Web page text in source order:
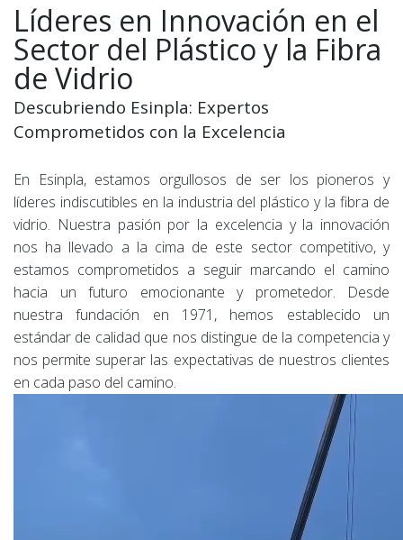
Líderes en Innovación en el
Sector del Plástico y la Fibra
de Vidrio
Descubriendo Esinpla: Expertos
Comprometidos con la Excelencia
En Esinpla, estamos orgullosos de ser los pioneros y
líderes indiscutibles en la industria del plástico y la fibra de
vidrio. Nuestra pasión por la excelencia y la innovación
nos ha llevado a la cima de este sector competitivo, y
estamos comprometidos a seguir marcando el camino
hacia un futuro emocionante y prometedor. Desde
nuestra fundación en 1971, hemos establecido un
estándar de calidad que nos distingue de la competencia y
nos permite superar las expectativas de nuestros clientes
en cada paso del camino.